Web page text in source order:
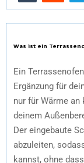
Was ist ein
Ein
Ergänzung für
nur für Wärme an
deinem
Der eingebaute
abzuleiten,
kannst, ohne